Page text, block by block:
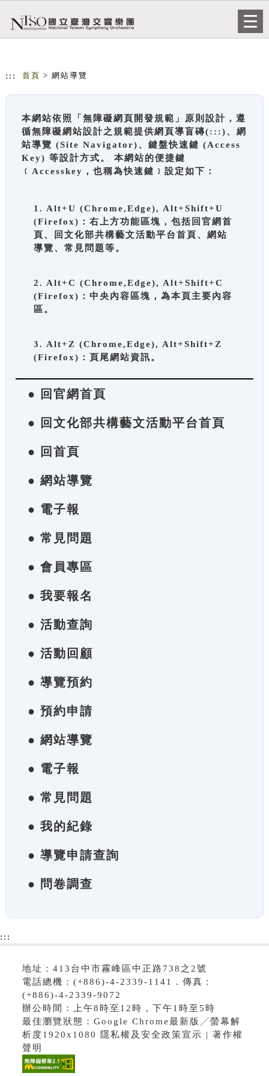
::: 首頁 > 網站導覽
本網站依照「無障礙網頁開發規範」原則設計，遵
循無障礙網站設計之規範提供網頁導盲磚(:::)、網
站導覽 (Site Navigator)、鍵盤快速鍵 (Access
Key) 等設計方式。 本網站的便捷鍵
﹝Accesskey，也稱為快速鍵﹞設定如下：
1. Alt+U (Chrome,Edge), Alt+Shift+U
(Firefox)：右上方功能區塊，包括回官網首
頁、回文化部共構藝文活動平台首頁、網站
導覽、常見問題等。
2. Alt+C (Chrome,Edge), Alt+Shift+C
(Firefox)：中央內容區塊，為本頁主要內容
區。
3. Alt+Z (Chrome,Edge), Alt+Shift+Z
(Firefox)：頁尾網站資訊。
● 回官網首頁
● 回文化部共構藝文活動平台首頁
● 回首頁
● 網站導覽
● 電子報
● 常見問題
● 會員專區
● 我要報名
● 活動查詢
● 活動回顧
● 導覽預約
● 預約申請
● 網站導覽
● 電子報
● 常見問題
● 我的紀錄
● 導覽申請查詢
● 問卷調查
:::
地址：413台中市霧峰區中正路738之2號
電話總機：(+886)-4-2339-1141．傳真：
(+886)-4-2339-9072
辦公時間：上午8時至12時，下午1時至5時
最佳瀏覽狀態：Google Chrome最新版╱螢幕解
析度1920x1080 隱私權及安全政策宣示 | 著作權
聲明